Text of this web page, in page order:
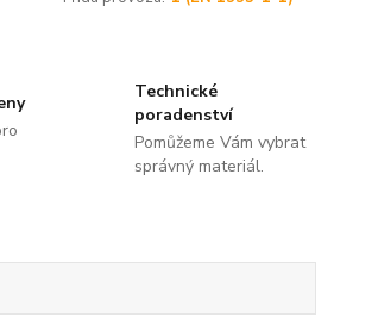
Technické
poradenství
Pomůžeme Vám vybrat
správný materiál.